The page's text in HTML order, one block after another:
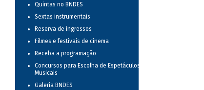
Quintas no BNDES
Sextas instrumentais
Reserva de ingressos
Filmes e festivais de cinema
Receba a programação
Concursos para Escolha de Espetáculos
Musicais
Galeria BNDES